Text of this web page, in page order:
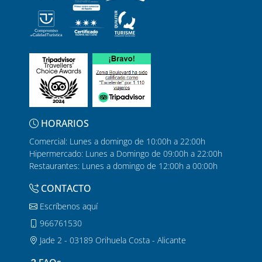
aficionado a los buffets libres, no lo dudes más y ven a visitar
nuestros buffets de Alicante en el centro comercial Zenia
Boulevard. Además, si te suscribes a nuestra
promociones exclusivas
, para ser el primero en enterarte de
todo y no perderte nada de lo que pasa aquí.
HORARIOS
Comercial: Lunes a domingo de 10:00h a 22:00h
Hipermercado: Lunes a Domingo de 09:00h a 22:00h
Restaurantes: Lunes a domingo de 12:00h a 00:00h
CONTACTO
Escríbenos aquí
966761530
Jade 2 - 03189 Orihuela Costa - Alicante